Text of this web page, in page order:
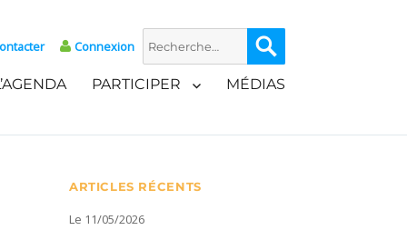
Connexion
Recherche
pour :
PARTICIPER MÉDIAS
ARTICLES RÉCENTS
Le 11/05/2026